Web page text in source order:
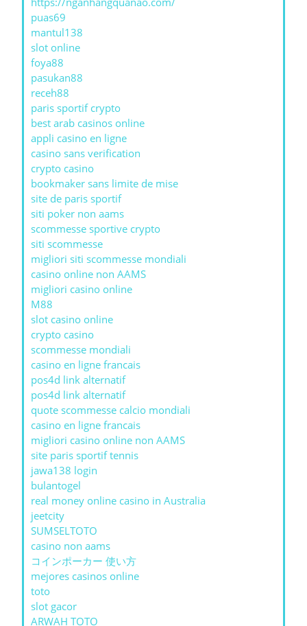
puas69
mantul138
slot online
foya88
pasukan88
receh88
paris sportif crypto
best arab casinos online
appli casino en ligne
casino sans verification
crypto casino
bookmaker sans limite de mise
site de paris sportif
siti poker non aams
scommesse sportive crypto
siti scommesse
migliori siti scommesse mondiali
casino online non AAMS
migliori casino online
M88
slot casino online
crypto casino
scommesse mondiali
casino en ligne francais
pos4d link alternatif
pos4d link alternatif
quote scommesse calcio mondiali
casino en ligne francais
migliori casino online non AAMS
site paris sportif tennis
jawa138 login
bulantogel
real money online casino in Australia
jeetcity
SUMSELTOTO
casino non aams
コインポーカー 使い方
mejores casinos online
toto
slot gacor
ARWAH TOTO